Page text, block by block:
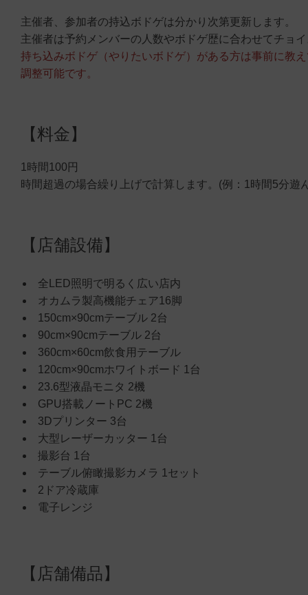
主催者、参加者の持込ボドゲは分かり次第更新します。
主催者は予約メンバーの人数やボドゲ歴に合わせてチョ
持ち込みボドゲ（やりたいボドゲ）がある方は事前に教
調整可能です。
【料金】
1時間100円
時間超過の場合繰り上げで計算します。(例：1時間5分遊
【店舗設備】
全LED照明で明るく広い店内
オカムラ製高機能チェア16脚
150cm×90cmテーブル 2台
90cm×90cmテーブル 2台
360cm×60cm飲食用テーブル
120cm×90cmホワイトボード 1台
23.6型液晶モニタ 2機
GPU搭載ノートPC 2機
3Dプリンター 3台
大型レーザーカッター 1台
撮影台 1台
テーブル俯瞰撮影カメラ 1セット
2ドア冷蔵庫
電子レンジ
【店舗備品】